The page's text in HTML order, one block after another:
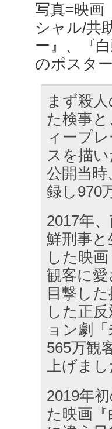
写真=映画
シャル/共
ー』、『
のポスター
まず殺
た検事
ィープ
スを描
公開当
録し970
2017年
鮮刑事
した映
観客に
目撃し
した正
ョン劇
565万観
上げまし
2019年
た映画